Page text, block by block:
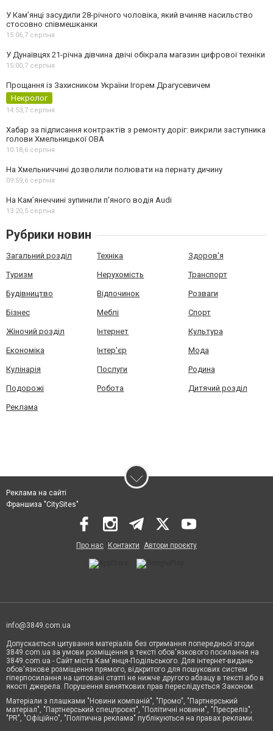
У Камʼянці засудили 28-річного чоловіка, який вчиняв насильство
стосовно співмешканки
15:06,7 серпня
У Дунаївцях 21-річна дівчина двічі обікрала магазин цифрової техніки
15:00,7 серпня
Прощання із Захисником України Ігорем Драгусевичем
Некролог
14:53,7 серпня
Хабар за підписання контрактів з ремонту доріг: викрили заступника
голови Хмельницької ОВА
10:18,6 серпня
На Хмельниччині дозволили полювати на пернату дичину
09:59,6 серпня
На Камʼянеччині зупинили п'яного водія Audi
13:20,5 серпня
Рубрики новин
Загальний розділ Техніка Здоров'я
Туризм Нерухомість Транспорт
Будівництво Відпочинок Розваги
Бізнес Меблі Спорт
Жіночий розділ Інтернет Культура
Економіка Інтер'єр Мода
Кулінарія Послуги Родина
Подорожі Робота Дитячий розділ
Реклама
Реклама на сайті
Франшиза "CitySites"
Про нас Контакти Автори проєкту
info@3849.com.ua
Допускається цитування матеріалів без отримання попередньої згоди
3849.com.ua за умови розміщення в тексті обов'язкового посилання на
3849.com.ua - Сайт міста Кам'янця-Подільського. Для інтернет-видань
обов'язкове розміщення прямого, відкритого для пошукових систем
гіперпосилання на цитовані статті не нижче другого абзацу в тексті або в
якості джерела. Порушення виняткових прав переслідується Законом.
Матеріали з плашками "Новини компаній", "Промо", "Партнерський
матеріал", "Партнерський спецпроєкт", "Політичні новини", "Пресреліз",
"PR", "Офіційно", "Політична реклама" публікуються на правах реклами.